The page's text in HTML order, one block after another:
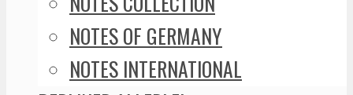
NOTES OF GERMANY
NOTES INTERNATIONAL